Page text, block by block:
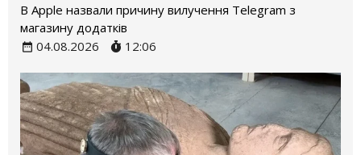
В Apple назвали причину вилучення Telegram з
магазину додатків
04.08.2026
12:06